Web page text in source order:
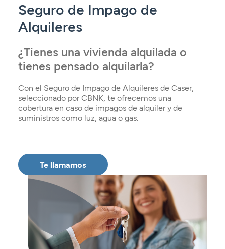
Inversió
Plans de pensions
Targetes
Assegurances
Serveis
CA
Seguro de Impago de
Alquileres
¿Tienes una vivienda alquilada o
tienes pensado alquilarla?
Con el Seguro de Impago de Alquileres de Caser,
seleccionado por CBNK, te ofrecemos una
cobertura en caso de impagos de alquiler y de
suministros como luz, agua o gas.
Te llamamos